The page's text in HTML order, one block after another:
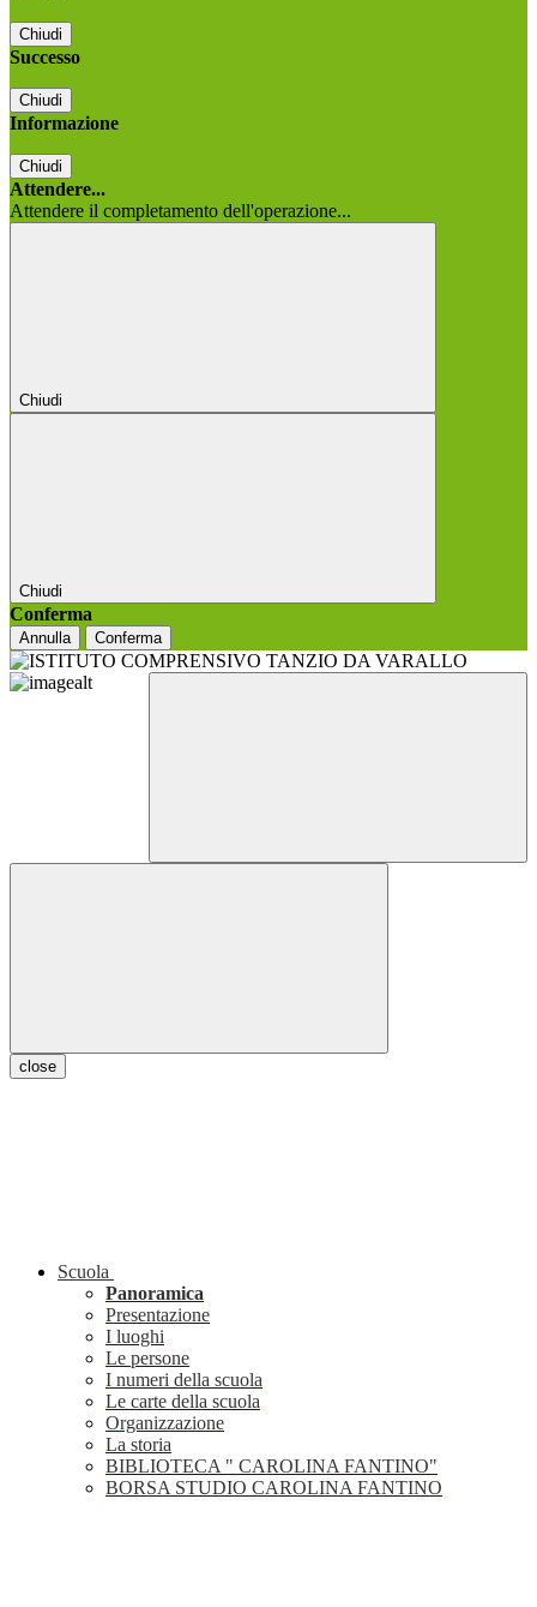
Chiudi
Successo
Chiudi
Informazione
Chiudi
Attendere...
Attendere il completamento dell'operazione...
Chiudi
Chiudi
Conferma
Annulla Conferma
close
Scuola
Panoramica
Presentazione
I luoghi
Le persone
I numeri della scuola
Le carte della scuola
Organizzazione
La storia
BIBLIOTECA " CAROLINA FANTINO"
BORSA STUDIO CAROLINA FANTINO